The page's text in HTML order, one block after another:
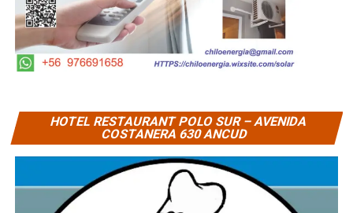
HOTEL RESTAURANT POLO SUR – AVENIDA
COSTANERA 630 ANCUD